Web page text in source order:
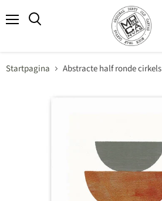
Startpagina Abstracte half ronde cirkels